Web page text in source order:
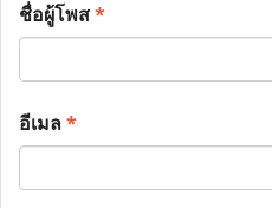
ชื่อผู้โพส*
อีเมล*